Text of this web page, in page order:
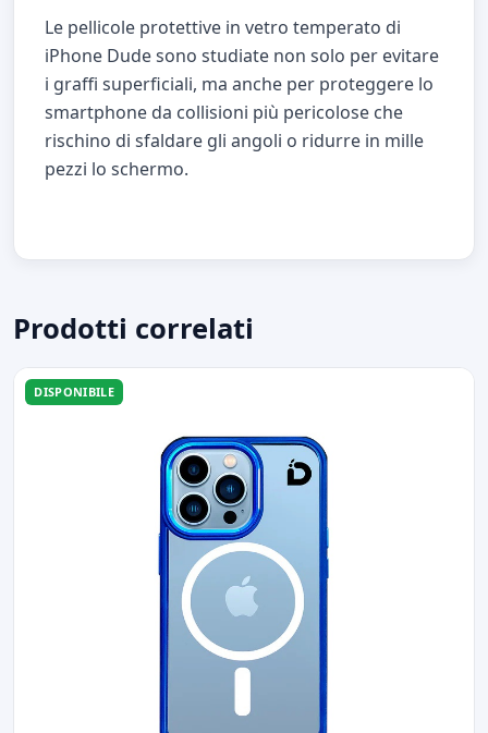
Le pellicole protettive in vetro temperato di
iPhone Dude sono studiate non solo per evitare
i graffi superficiali, ma anche per proteggere lo
smartphone da collisioni più pericolose che
rischino di sfaldare gli angoli o ridurre in mille
pezzi lo schermo.
Prodotti correlati
DISPONIBILE